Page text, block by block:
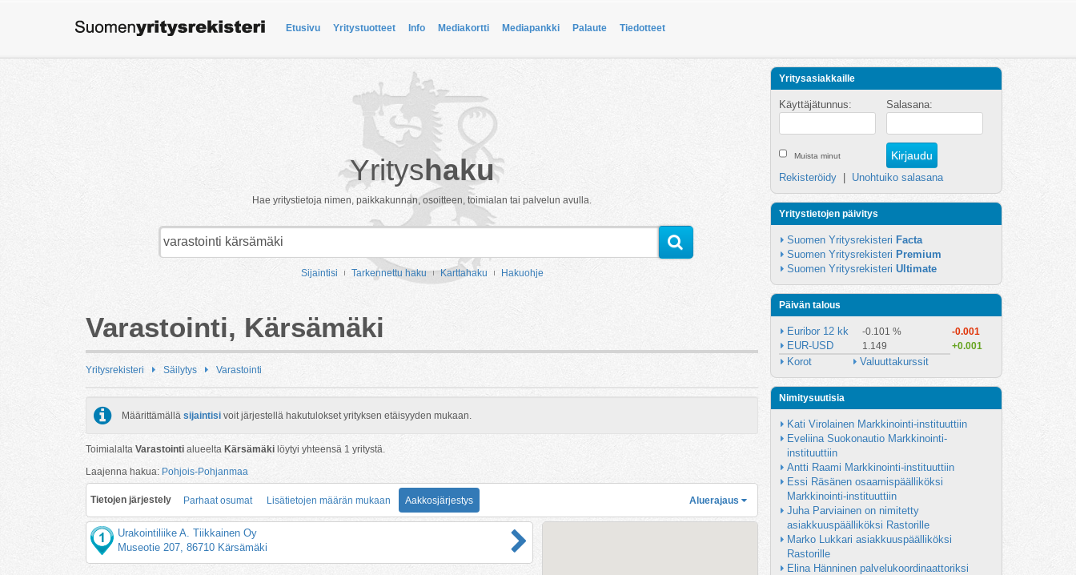
Etusivu Yritystuotteet Info Mediakortti Mediapankki Palaute Tiedotteet
Yrityshaku
Hae yritystietoja nimen, paikkakunnan, osoitteen, toimialan tai palvelun avulla.
Sijaintisi Tarkennettu haku Karttahaku Hakuohje
Varastointi, Kärsämäki
Yritysrekisteri Säilytys Varastointi
Määrittämällä sijaintisi voit järjestellä hakutulokset yrityksen etäisyyden mukaan.
Toimialalta Varastointi alueelta Kärsämäki löytyi yhteensä 1 yritystä.
Laajenna hakua: Pohjois-Pohjanmaa
Tietojen järjestely Parhaat osumat Lisätietojen määrän mukaan Aakkosjärjestys Aluerajaus
Urakointiliike A. Tiikkainen Oy
Museotie 207, 86710 Kärsämäki
Yritysasiakkaille
Käyttäjätunnus: Salasana:
Muista minut
Rekisteröidy Unohtuiko salasana
Yritystietojen päivitys
Suomen Yritysrekisteri Facta
Suomen Yritysrekisteri Premium
Suomen Yritysrekisteri Ultimate
Päivän talous
Euribor 12 kk -0.101 % -0.001
EUR-USD 1.149 +0.001
Korot Valuuttakurssit
Nimitysuutisia
Kati Virolainen Markkinointi-instituuttiin
Eveliina Suokonautio Markkinointi-
instituuttiin
Antti Raami Markkinointi-instituuttiin
Essi Räsänen osaamispäälliköksi
Markkinointi-instituuttiin
Juha Parviainen on nimitetty
asiakkuuspäälliköksi Rastorille
Marko Lukkari asiakkuuspäälliköksi
Rastorille
Elina Hänninen palvelukoordinaattoriksi